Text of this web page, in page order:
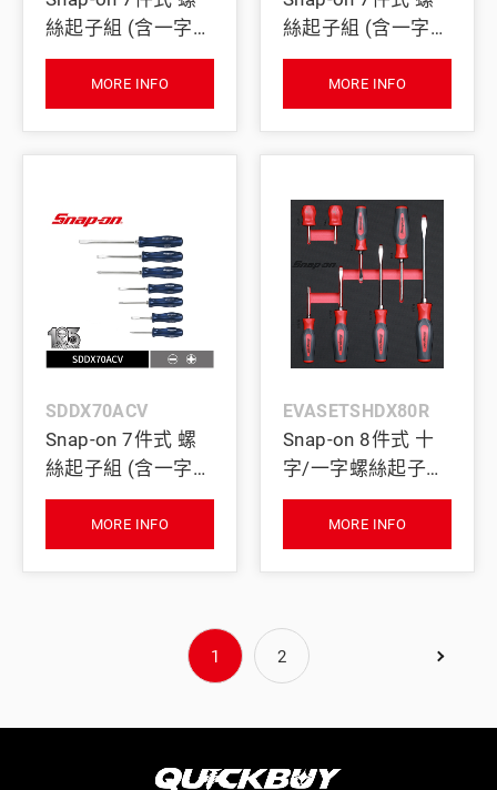
絲起子組 (含一字、
十字頭) (橘)
MORE INFO
絲起子組 (含一字、
十字頭) (紅)
MORE INFO
SDDX70ACV
Snap-on 7件式 螺
絲起子組 (含一字、
十字頭) (105週年
紀念限量款 特仕藍)
MORE INFO
EVASETSHDX80R
Snap-on 8件式 十
字/一字螺絲起子泡
棉套組 (紅色)
MORE INFO
1 2